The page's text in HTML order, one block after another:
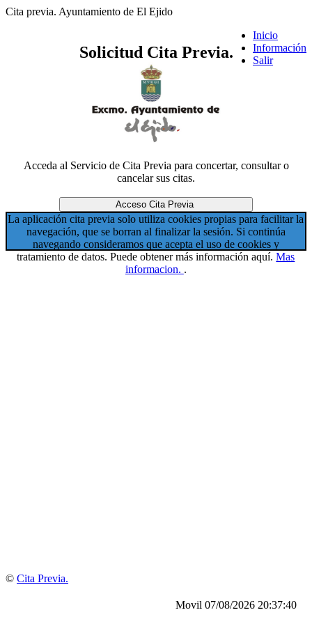
Cita previa. Ayuntamiento de El Ejido
Inicio
Información
Salir
Solicitud Cita Previa.
Acceda al Servicio de Cita Previa para concertar, consultar o
cancelar sus citas.
La aplicación cita previa solo utiliza cookies propias para facilitar la
navegación, que se borran al finalizar la sesión. Si continúa
navegando consideramos que acepta el uso de cookies y
tratamiento de datos. Puede obtener más información aquí.Mas
informacion. .
© Cita Previa.
Movil 07/08/2026 20:37:40